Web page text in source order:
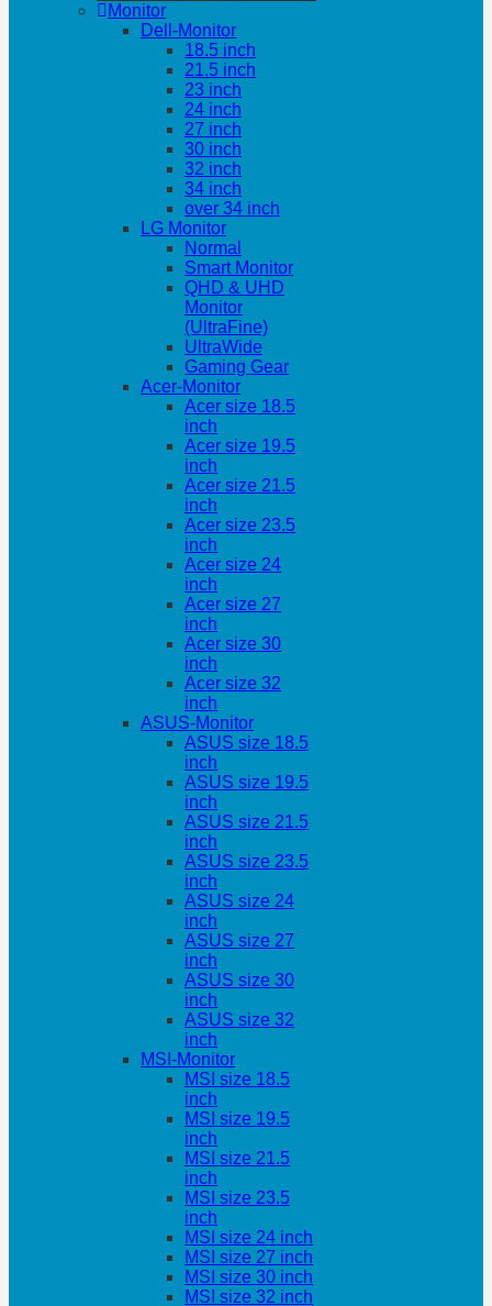
Monitor
Dell-Monitor
18.5 inch
21.5 inch
23 inch
24 inch
27 inch
30 inch
32 inch
34 inch
over 34 inch
LG Monitor
Normal
Smart Monitor
QHD & UHD
Monitor
(UltraFine)
UltraWide
Gaming Gear
Acer-Monitor
Acer size 18.5
inch
Acer size 19.5
inch
Acer size 21.5
inch
Acer size 23.5
inch
Acer size 24
inch
Acer size 27
inch
Acer size 30
inch
Acer size 32
inch
ASUS-Monitor
ASUS size 18.5
inch
ASUS size 19.5
inch
ASUS size 21.5
inch
ASUS size 23.5
inch
ASUS size 24
inch
ASUS size 27
inch
ASUS size 30
inch
ASUS size 32
inch
MSI-Monitor
MSI size 18.5
inch
MSI size 19.5
inch
MSI size 21.5
inch
MSI size 23.5
inch
MSI size 24 inch
MSI size 27 inch
MSI size 30 inch
MSI size 32 inch